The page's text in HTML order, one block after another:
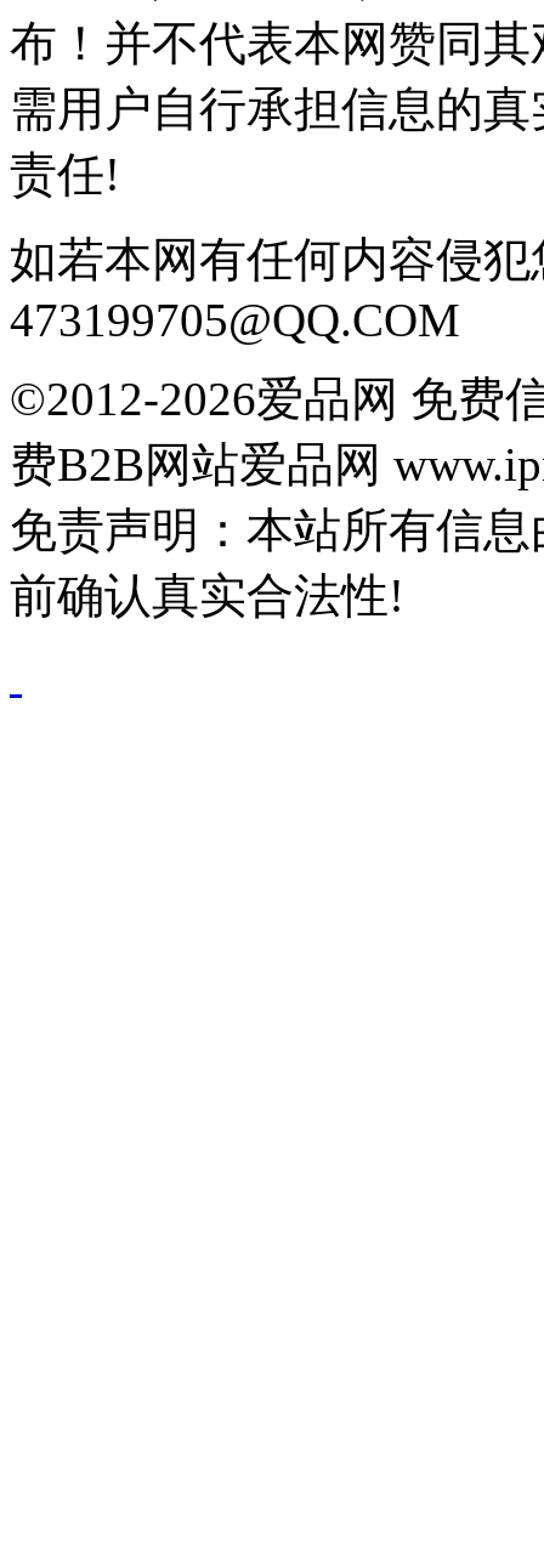
布！并不代表本网赞同
需用户自行承担信息的
责任!
如若本网有任何内容侵
473199705@QQ.COM
©2012-2026爱品网 免费
费B2B网站爱品网
免责声明：本站所有信
前确认真实合法性!